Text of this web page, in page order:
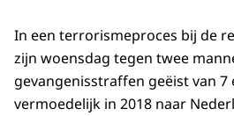
In een terrorismeproces bij de
zijn woensdag tegen twee
gevangenisstraffen geëist van 7
vermoedelijk in 2018 naar